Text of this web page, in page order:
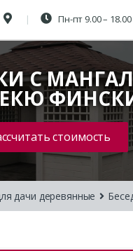
Пн-пт 9.00 – 18.00
С
стоимость
дачи деревянные